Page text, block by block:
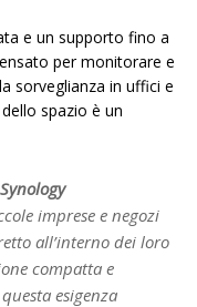
e un supporto fino a
per monitorare e
sorveglianza in uffici e
spazio è un
imprese e negozi
all’interno dei loro
compatta e
esigenza